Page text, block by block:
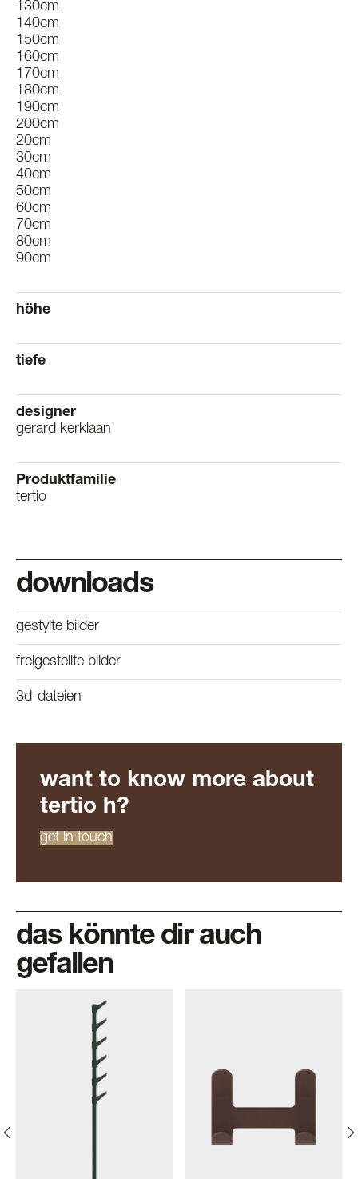
130cm
140cm
150cm
160cm
170cm
180cm
190cm
200cm
20cm
30cm
40cm
50cm
60cm
70cm
80cm
90cm
höhe
tiefe
designer
gerard kerklaan
Produktfamilie
tertio
downloads
gestylte bilder
freigestellte bilder
3d-dateien
want to know more about
tertio h?
get in touch
das könnte dir auch
gefallen